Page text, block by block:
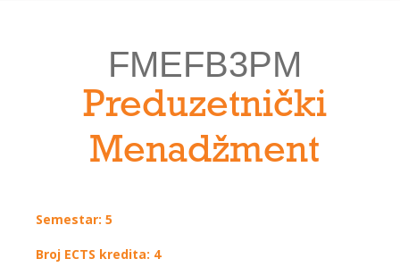
FMEFB3PM
Preduzetnički
Menadžment
Semestar: 5
Broj ECTS kredita: 4